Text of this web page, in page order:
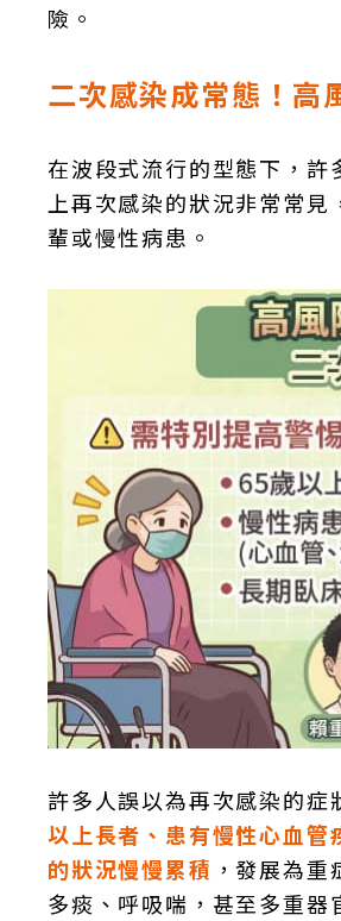
險。
二次感染成常態！高
在波段式流行的型態下，
上再次感染的狀況非常常
輩或慢性病患。
許多人誤以為再次感染的症
以上長者、患有慢性心血管
的狀況慢慢累積 ，發展為
多痰、呼吸喘，甚至多重器